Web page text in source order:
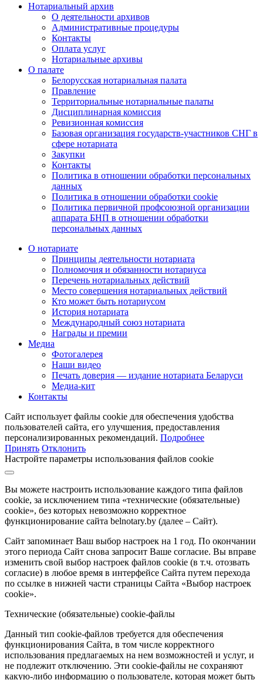
Нотариальный архив
О деятельности архивов
Административные процедуры
Контакты
Оплата услуг
Нотариальные архивы
О палате
Белорусская нотариальная палата
Правление
Территориальные нотариальные палаты
Дисциплинарная комиссия
Ревизионная комиссия
Базовая организация государств-участников СНГ в
сфере нотариата
Закупки
Контакты
Политика в отношении обработки персональных
данных
Политика в отношении обработки cookie
Политика первичной профсоюзной организации
аппарата БНП в отношении обработки
персональных данных
О нотариате
Принципы деятельности нотариата
Полномочия и обязанности нотариуса
Перечень нотариальных действий
Место совершения нотариальных действий
Кто может быть нотариусом
История нотариата
Международный союз нотариата
Награды и премии
Медиа
Фотогалерея
Наши видео
Печать доверия — издание нотариата Беларуси
Медиа-кит
Контакты
Сайт использует файлы cookie для обеспечения удобства
пользователей сайта, его улучшения, предоставления
персонализированных рекомендаций. Подробнее
Принять Отклонить
Настройте параметры использования файлов cookie
Вы можете настроить использование каждого типа файлов
cookie, за исключением типа «технические (обязательные)
cookie», без которых невозможно корректное
функционирование сайта belnotary.by (далее – Сайт).
Сайт запоминает Ваш выбор настроек на 1 год. По окончании
этого периода Сайт снова запросит Ваше согласие. Вы вправе
изменить свой выбор настроек файлов cookie (в т.ч. отозвать
согласие) в любое время в интерфейсе Сайта путем перехода
по ссылке в нижней части страницы Сайта «Выбор настроек
cookie».
Технические (обязательные) cookie-файлы
Данный тип cookie-файлов требуется для обеспечения
функционирования Сайта, в том числе корректного
использования предлагаемых на нем возможностей и услуг, и
не подлежит отключению. Эти cookie-файлы не сохраняют
какую-либо информацию о пользователе, которая может быть